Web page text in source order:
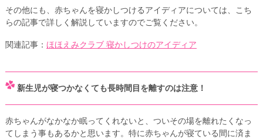
その他にも、赤ちゃんを寝かしつけるアイディアについては、こち
らの記事で詳しく解説していますのでご覧ください。
関連記事： ほほえみクラブ 寝かしつけのアイディア
新生児が寝つかなくても長時間目を離すのは注意！
赤ちゃんがなかなか眠ってくれないと、ついその場を離れたくなっ
てしまう事もあるかと思います。特に赤ちゃんが寝ている間に済ま